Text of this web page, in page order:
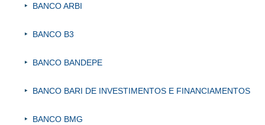
BANCO ARBI
BANCO B3
BANCO BANDEPE
BANCO BARI DE INVESTIMENTOS E FINANCIAMENTOS
BANCO BMG